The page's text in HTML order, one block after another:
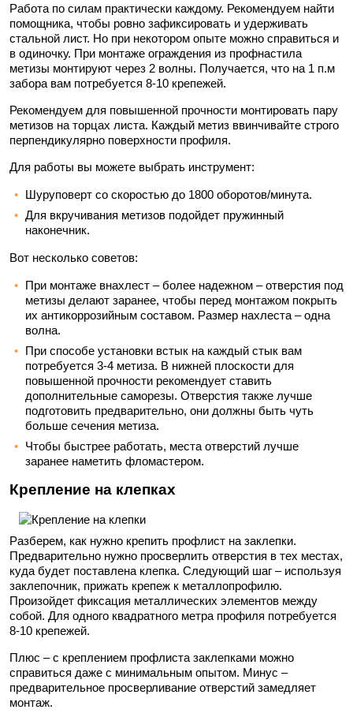
Работа по силам практически каждому. Рекомендуем найти
помощника, чтобы ровно зафиксировать и удерживать
стальной лист. Но при некотором опыте можно справиться и
в одиночку. При монтаже ограждения из профнастила
метизы монтируют через 2 волны. Получается, что на 1 п.м
забора вам потребуется 8-10 крепежей.
Рекомендуем для повышенной прочности монтировать пару
метизов на торцах листа. Каждый метиз ввинчивайте строго
перпендикулярно поверхности профиля.
Для работы вы можете выбрать инструмент:
Шуруповерт со скоростью до 1800 оборотов/минута.
Для вкручивания метизов подойдет пружинный
наконечник.
Вот несколько советов:
При монтаже внахлест – более надежном – отверстия под
метизы делают заранее, чтобы перед монтажом покрыть
их антикоррозийным составом. Размер нахлеста – одна
волна.
При способе установки встык на каждый стык вам
потребуется 3-4 метиза. В нижней плоскости для
повышенной прочности рекомендует ставить
дополнительные саморезы. Отверстия также лучше
подготовить предварительно, они должны быть чуть
больше сечения метиза.
Чтобы быстрее работать, места отверстий лучше
заранее наметить фломастером.
Крепление на клепках
Разберем, как нужно крепить профлист на заклепки.
Предварительно нужно просверлить отверстия в тех местах,
куда будет поставлена клепка. Следующий шаг – используя
заклепочник, прижать крепеж к металлопрофилю.
Произойдет фиксация металлических элементов между
собой. Для одного квадратного метра профиля потребуется
8-10 крепежей.
Плюс – с креплением профлиста заклепками можно
справиться даже с минимальным опытом. Минус –
предварительное просверливание отверстий замедляет
монтаж.